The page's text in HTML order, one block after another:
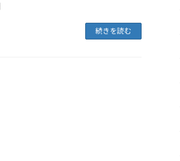
続きを読む